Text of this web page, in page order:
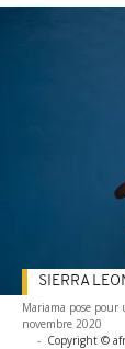
Mariama pose
novembre 2020
- Copyright ©
SIERRA